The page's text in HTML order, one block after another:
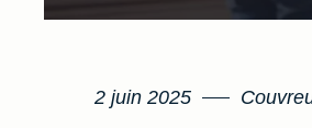
2 juin 2025